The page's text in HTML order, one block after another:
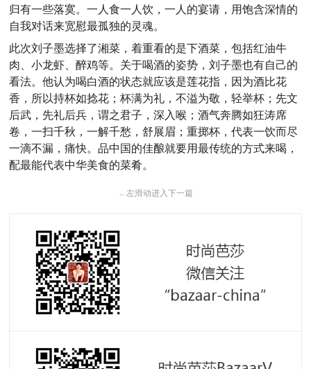
归有一些落寞。一人食一人饮，一人的宴请，用饱含深情的
自我对话来宽慰最孤独的灵魂。
此次刘子墨选择了湘菜，着重看的是下酒菜，包括红油牛
肉 、小龙虾 、醉鸡等。关于喝酒的姿势，刘子墨也有自己的
看法。他认为喝白酒的状态就应该是莲花指，因为酒比花
香，所以持杯如捻花 ；杯满为礼，不溢为敬 ，轻举杯 ； 先文
后武，先礼后兵，谓之君子 ，深入喉 ；酒气奔腾如狂涛席
卷，一扫千秋，一解千愁 ，舒展眉；重掷杯，代表一饮而尽
一滴不漏，痛快。品中国 的佳酿就要用最传统的方式来喝，
配最能代表中华美食的菜肴。
←左滑动进入下一篇